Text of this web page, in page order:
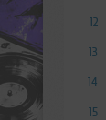
12
13
14
15